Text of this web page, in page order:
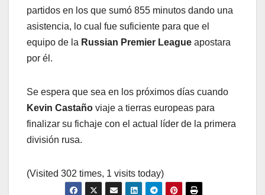
partidos en los que sumó 855 minutos dando una
asistencia, lo cual fue suficiente para que el
equipo de la Russian Premier League apostara
por él.
Se espera que sea en los próximos días cuando
Kevin Castaño viaje a tierras europeas para
finalizar su fichaje con el actual líder de la primera
división rusa.
(Visited 302 times, 1 visits today)